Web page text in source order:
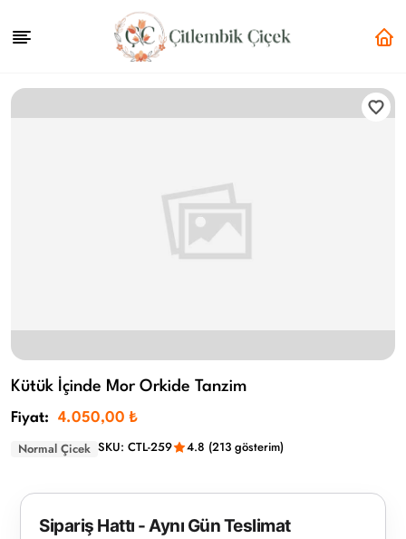
Kütük İçinde Mor Orkide Tanzim
Fiyat: 4.050,00 ₺
Normal Çicek SKU: CTL-259 4.8 (213 gösterim)
Sipariş Hattı - Aynı Gün Teslimat